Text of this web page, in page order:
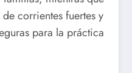
corrientes fuertes y
para la práctica